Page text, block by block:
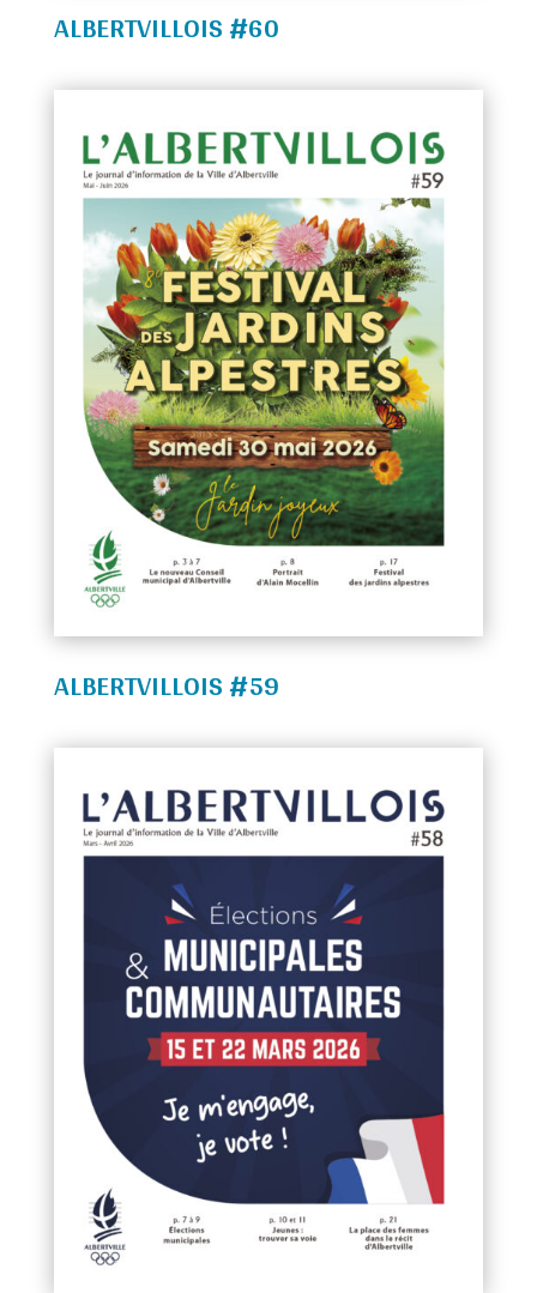
ALBERTVILLOIS #60
ALBERTVILLOIS #59